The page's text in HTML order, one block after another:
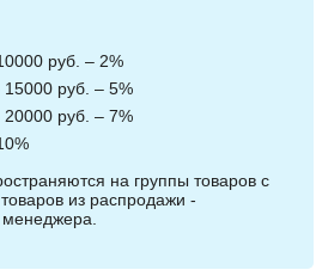
руб. – 2%
руб. – 5%
руб. – 7%
на группы товаров с
из распродажи -